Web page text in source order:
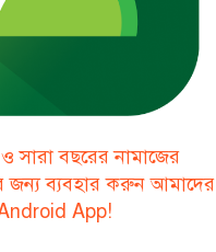
সারা বছরের নামাজের
জন্য ব্যবহার করুন আমাদের
App!